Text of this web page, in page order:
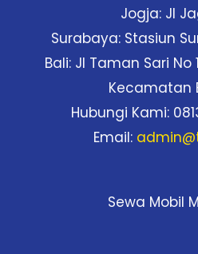
Jogja: Jl
Surabaya: Stasiun
Bali: Jl Taman Sari No
Kecamatan
Hubungi Kami:
Email:
Sewa Mobil